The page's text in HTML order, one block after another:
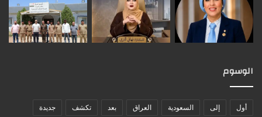
الوسوم
أول إلى السعودية العراق بعد تكشف جديدة